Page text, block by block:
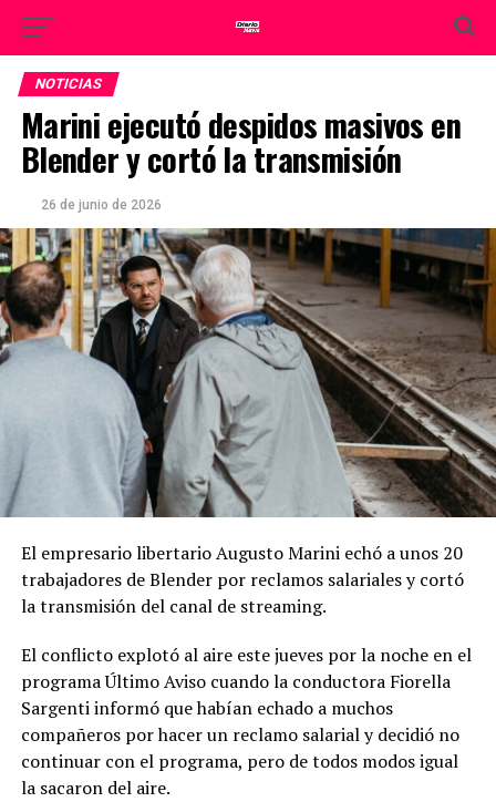
NOTICIAS
Marini ejecutó despidos masivos en
Blender y cortó la transmisión
26 de junio de 2026
El empresario libertario Augusto Marini echó a unos 20
trabajadores de Blender por reclamos salariales y cortó
la transmisión del canal de streaming.
El conflicto explotó al aire este jueves por la noche en el
programa Último Aviso cuando la conductora Fiorella
Sargenti informó que habían echado a muchos
compañeros por hacer un reclamo salarial y decidió no
continuar con el programa, pero de todos modos igual
la sacaron del aire.